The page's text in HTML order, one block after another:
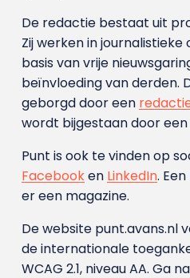
De redactie bestaat uit
Zij werken in
basis van vrije
beïnvloeding van derden.
geborgd door een
wordt bijgestaan door
Punt is ook te vinden op
Facebooken LinkedIn.
er een magazine.
De website punt.avans.nl
de internationale
WCAG 2.1, niveau AA. Ga